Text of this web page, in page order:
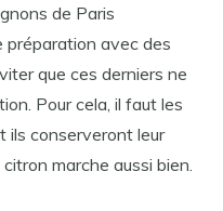
de Paris
préparation avec des
que ces derniers ne
Pour cela, il faut les
ils conserveront leur
marche aussi bien.